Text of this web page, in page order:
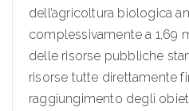
dell’agricoltura biologica
complessivamente a 1,69
delle risorse pubbliche
risorse tutte direttamente
raggiungimento degli